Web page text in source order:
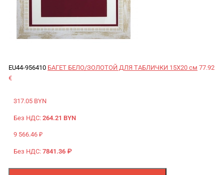
EU44-956410 БАГЕТ БЕЛО/ЗОЛОТОЙ ДЛЯ ТАБЛИЧКИ 15X20 см 77.92
€
317.05 BYN
Без НДС: 264.21 BYN
9 566.46 ₽
Без НДС: 7841.36 ₽